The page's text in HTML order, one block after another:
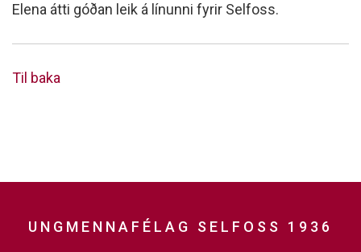
Elena átti góðan leik á línunni fyrir Selfoss.
Til baka
UNGMENNAFÉLAG SELFOSS 1936